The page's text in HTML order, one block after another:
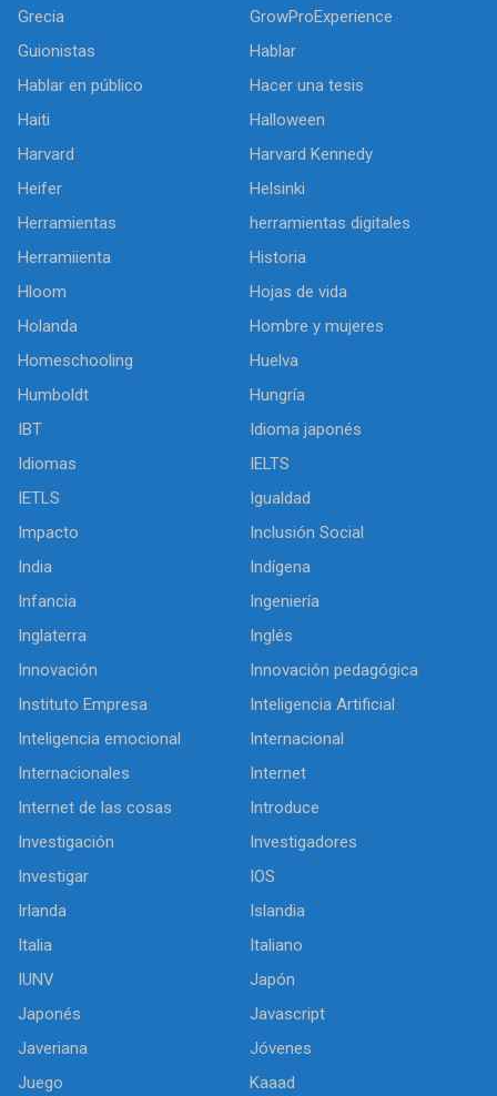
Grecia
GrowProExperience
Guionistas
Hablar
Hablar en público
Hacer una tesis
Haiti
Halloween
Harvard
Harvard Kennedy
Heifer
Helsinki
Herramientas
herramientas digitales
Herramiienta
Historia
Hloom
Hojas de vida
Holanda
Hombre y mujeres
Homeschooling
Huelva
Humboldt
Hungría
IBT
Idioma japonés
Idiomas
IELTS
IETLS
Igualdad
Impacto
Inclusión Social
India
Indígena
Infancia
Ingeniería
Inglaterra
Inglés
Innovación
Innovación pedagógica
Instituto Empresa
Inteligencia Artificial
Inteligencia emocional
Internacional
Internacionales
Internet
Internet de las cosas
Introduce
Investigación
Investigadores
Investigar
IOS
Irlanda
Islandia
Italia
Italiano
IUNV
Japón
Japonés
Javascript
Javeriana
Jóvenes
Juego
Kaaad